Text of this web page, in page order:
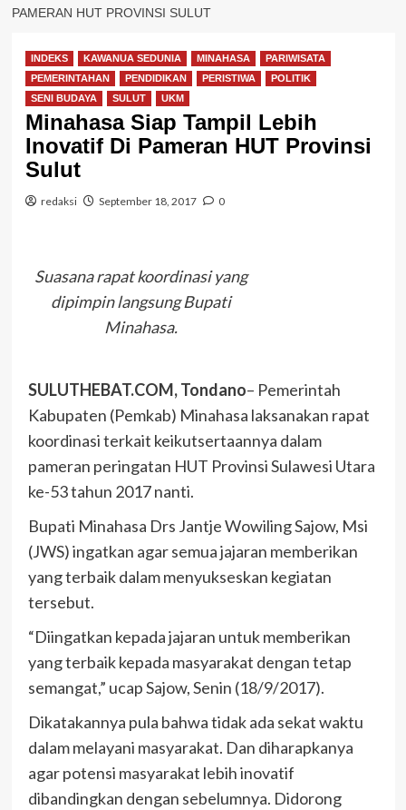
PAMERAN HUT PROVINSI SULUT
INDEKS KAWANUA SEDUNIA MINAHASA
PARIWISATA
PEMERINTAHAN
PENDIDIKAN PERISTIWA
POLITIK
SENI BUDAYA
SULUT UKM
Minahasa Siap Tampil Lebih
Inovatif Di Pameran HUT Provinsi
Sulut
redaksi September 18, 2017 0
Suasana rapat koordinasi yang
dipimpin langsung Bupati
Minahasa.
SULUTHEBAT.COM, Tondano– Pemerintah
Kabupaten (Pemkab) Minahasa laksanakan rapat
koordinasi terkait keikutsertaannya dalam
pameran peringatan HUT Provinsi Sulawesi Utara
ke-53 tahun 2017 nanti.
Bupati Minahasa Drs Jantje Wowiling Sajow, Msi
(JWS) ingatkan agar semua jajaran memberikan
yang terbaik dalam menyukseskan kegiatan
tersebut.
“Diingatkan kepada jajaran untuk memberikan
yang terbaik kepada masyarakat dengan tetap
semangat,” ucap Sajow, Senin (18/9/2017).
Dikatakannya pula bahwa tidak ada sekat waktu
dalam melayani masyarakat. Dan diharapkanya
agar potensi masyarakat lebih inovatif
dibandingkan dengan sebelumnya. Didorong